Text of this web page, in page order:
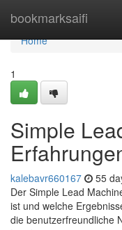
bookmarksaifi
Home
Home
1
Simple
kalebavr660167 55
Der Simple Lead
ist und welche
die benutzerfreundliche